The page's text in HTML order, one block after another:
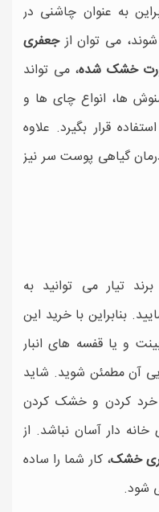
به عنوان چاشنی در
می توان ازجعفری
خشک شده، می تواند
ها، انواع چای ها و
قرار بگیرد. علاوه
گیاهی پوست سر نیز
برند تیار می توانید به
بنابراین با خرید این
و یا قفسه های انبار
آن مطمئن شوید. شاید
خرد کردن و خشک کردن
دار آسان نباشد. از
خشک، کار شما را ساده
شود.